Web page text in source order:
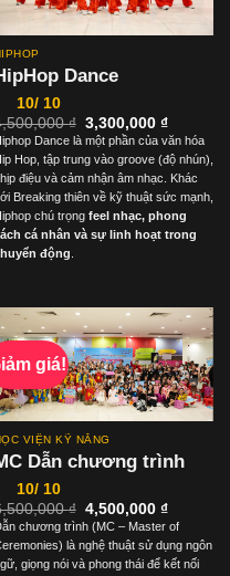
Dance
10/ 10
₫ Giá
gốc
là:
4,500,000 ₫.
3,300,000 ₫Giá
hiện
tại
là:
Dance là một phần của văn hóa
Hop, tập trung vào groove (độ nhún),
điệu và cảm nhận âm nhạc. Khác
Breaking thiên về kỹ thuật sức mạnh,
chú trọng feel nhạc, phong
cá nhân và sự linh hoạt trong
động
giá!
VIỆN KỸ NĂNG
Dẫn chương trình
10/ 10
₫ Giá
gốc
là:
6,500,000 ₫.
4,500,000 ₫Giá
hiện
là:
chương trình (MC – Master of
là nghệ thuật sử dụng ngôn
giọng nói và phong thái để kết nối